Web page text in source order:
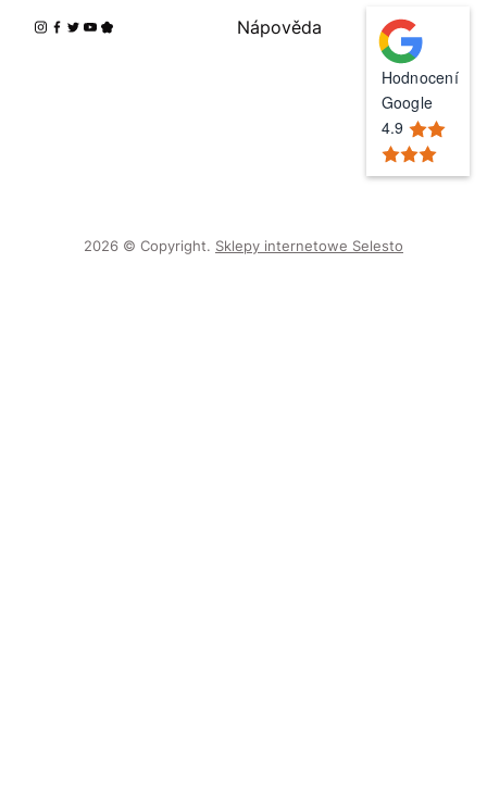
Nápověda
Hodnocení
Google
4.9
2026 © Copyright. Sklepy internetowe Selesto